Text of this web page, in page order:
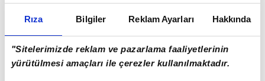
Rıza Bilgiler Reklam Ayarları Hakkında
"Sitelerimizde reklam ve pazarlama faaliyetlerinin
yürütülmesi amaçları ile çerezler kullanılmaktadır.